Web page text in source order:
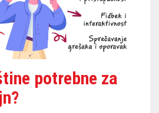
potrebne za